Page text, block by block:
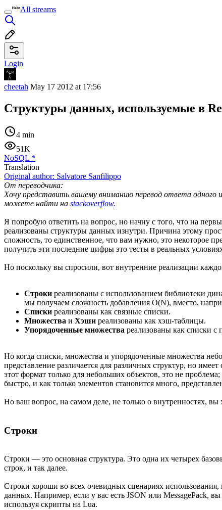
All streams
Login
cheetah May 17 2012 at 17:56
Структуры данных, используемые в
4 min
51K
NoSQL *
Translation
Original author: Salvatore Sanfilippo
От переводчика:
Хочу представить вашему вниманию перевод ответа одного
можете найти на stackoverflow.
Я попробую ответить на вопрос, но начну с того, что на
реализованы структуры данных изнутри. Причина этому
сложность, то единственное, что вам нужно, это некоторое
получить эти последние цифры это тесты в реальных
Но поскольку вы спросили, вот внутренние реализации
Строки реализованы с использованием библиотеки
мы получаем сложность добавления O(N), вместо,
Списки реализованы как связные списки.
Множества и Хэши реализованы как хэш-таблицы.
Упорядоченные множества реализованы как списки с
Но когда списки, множества и упорядоченные множества
представление различается для различных структур, но
этот формат только для небольших объектов, это не
быстро, и как только элементов становится много,
Но ваш вопрос, на самом деле, не только о внутренностях, вы
Строки
Строки — это основная структура. Это одна их четырех
строк, и так далее.
Строки хороши во всех очевидных сценариях
данных. Например, если у вас есть JSON или MessagePack,
используя скрипты на Lua.